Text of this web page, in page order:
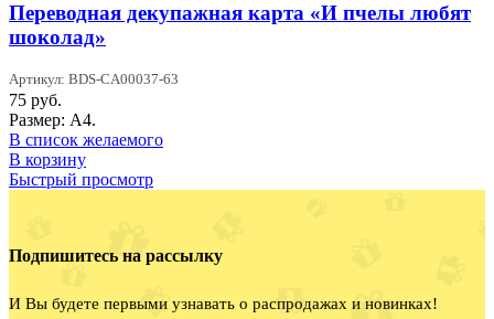
Переводная декупажная карта «И пчелы любят
шоколад»
Артикул: BDS-CA00037-63
75 руб.
Размер: А4.
В список желаемого
В корзину
Быстрый просмотр
Подпишитесь на рассылку
И Вы будете первыми узнавать о распродажах и новинках!